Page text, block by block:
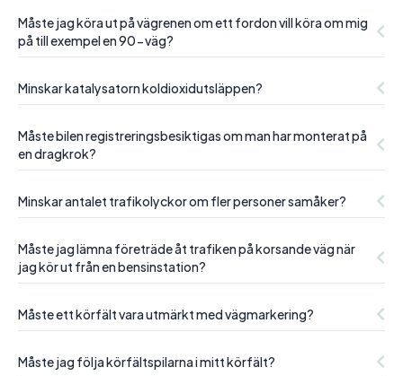
Måste jag köra ut på vägrenen om ett fordon vill köra om mig
på till exempel en 90-väg?
Minskar katalysatorn koldioxidutsläppen?
Måste bilen registreringsbesiktigas om man har monterat på
en dragkrok?
Minskar antalet trafikolyckor om fler personer samåker?
Måste jag lämna företräde åt trafiken på korsande väg när
jag kör ut från en bensinstation?
Måste ett körfält vara utmärkt med vägmarkering?
Måste jag följa körfältspilarna i mitt körfält?